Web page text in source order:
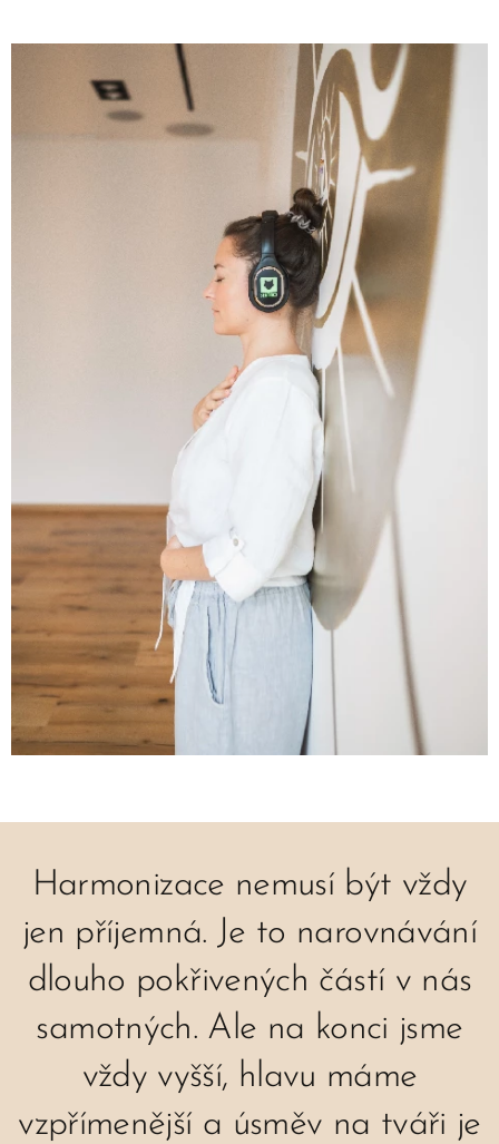
Harmonizace nemusí být vždy
jen příjemná. Je to narovnávání
dlouho pokřivených částí v nás
samotných. Ale na konci jsme
vždy vyšší, hlavu máme
vzpřímenější a úsměv na tváři je